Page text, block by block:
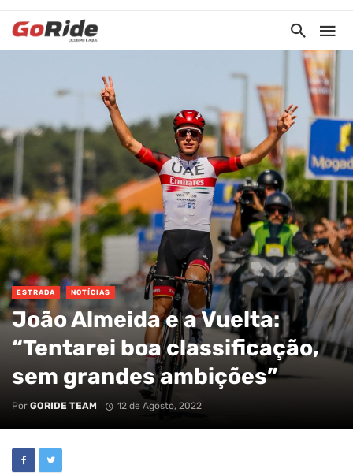
ESTRADA NOTÍCIAS
João Almeida e a Vuelta:
“Tentarei boa classificação,
sem grandes ambições”
Por GORIDE TEAM 12 de Agosto, 2022